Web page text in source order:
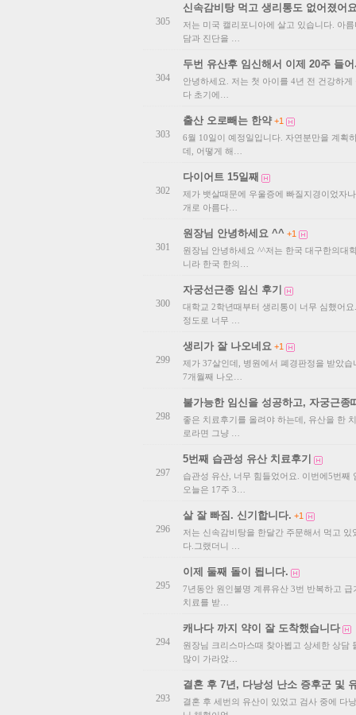
305
신속감비탕 먹고 생리통도 없어졌어
저는 미국 캘리포니아에 살고 있습니다. 아
담과 진단을 …
304
두번 유산후 임신해서 이제 20주 들
안녕하세요. 저는 첫 아이를 4년 전 건강하
다 초기에…
303
출산 오로빼는 한약 +1
6월 10일이 예정일입니다. 자연분만을 계획
데, 어떻게 해…
302
다이어트 15일째
제가 뱃살때문에 우울증에 빠질지경이었자
개로 아름다…
301
원장님 안녕하세요 ^^ +1
원장님 안녕하세요 ^^저는 한국 대구한의대
니라 한국 한의…
300
자궁선근종 임신 후기
대학교 2학년때부터 생리통이 너무 심했어
정도로 너무 …
299
생리가 잘 나오네요 +1
제가 37살인데, 병원에서 폐경판정을 받았
7개월째 나오…
298
불가능한 임신을 성공하고, 자궁근종
좋은 치료후기를 올려야 하는데, 유산을 한
로라면 그냥 …
297
5번째 습관성 유산 치료후기
습관성 유산, 너무 힘들었어요. 이번에5번
오늘은 17주 3…
296
살 잘 빠짐. 신기합니다. +1
저는 신속감비탕을 한달간 주문해서 먹고
다.그랬더니 …
295
이제 둘째 돌이 됩니다.
7년동안 원인불명 계류유산 3번 반복하고
치료를 받…
294
캐나다 까지 약이 잘 도착했습니다
원장님 크리스마스때 찾아뵙고 상세한 상담
많이 가라앉…
293
결혼 후 7년, 다낭성 난소 증후군 및
결혼 후 세번의 유산이 있었고 검사 중에 다